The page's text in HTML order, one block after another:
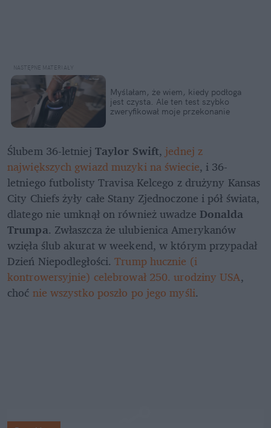
Myślałam, że wiem, kiedy podłoga
jest czysta. Ale ten test szybko
zweryfikował moje przekonanie
Ślubem 36-letniej Taylor Swift, jednej z
największych gwiazd muzyki na świecie, i 36-
letniego futbolisty Travisa Kelcego z drużyny Kansas
City Chiefs żyły całe Stany Zjednoczone i pół świata,
dlatego nie umknął on również uwadze Donalda
Trumpa. Zwłaszcza że ulubienica Amerykanów
wzięła ślub akurat w weekend, w którym przypadał
Dzień Niepodległości. Trump hucznie (i
kontrowersyjnie) celebrował 250. urodziny USA,
choć nie wszystko poszło po jego myśli.